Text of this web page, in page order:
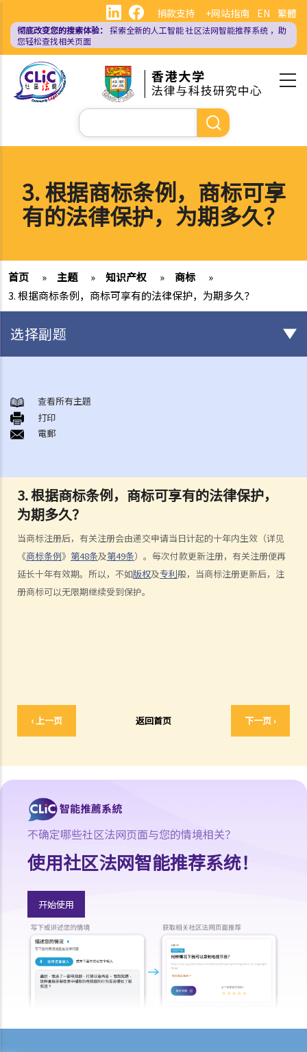
主
EN 繁體
捐款支持 +网站指南
彻底改变您的搜索体验： 探索全新的人工智能社区法网智能推荐系统 ，助
您轻松查找相关页面
搜
索
3. 根据商标条例，商标可享
有的法律保护，为期多久？
首页 » 主题 » 知识产权 » 商标
»
3. 根据商标条例，商标可享有的法律保护，为期多久？
3. 根据商标条例，商标可享有的法律保护，
为期多久？
当商标注册后，有关注册会由递交申请当日计起的十年内生效（详见
《商标条例》 第48条及第49条）。每次付款更新注册，有关注册便再
延长十年有效期。所以，不如版权及专利般，当商标注册更新后，注
册商标可以无限期继续受到保护。
‹ 上一页 返回首页 下一页 ›
选择副题
一般事项
1. 我怎样可以取得版权？
2. 版权的有效期可持续多久？
告示吗？
4. 我怎样可以找出作品的版权拥有人？
5. 我怎样可以取得许可，去使用版权作品？
6. 有没有作品可供我自由使用，而毋须事先向版权拥有人或有关负责人
取得许可？
7. 承接问题6，由政府出版之物品是否在公共领域之内？
8. 我的作品版权在其他国家有效吗？
版权的拥有权
14. 谁拥有作品的版权？不同种类的作品，会否有不同的拥有权？
的存货。我已向他支付全数酬劳，但我们从没有讨论过程式的版权属于
谁。那么我是该电脑程式的版权拥有人吗？如果不是，我可以就这个程
式享有甚么权利？
16. 我和另外两名作者一起撰写了一本书，这本书共有十二个分章，而
我们每人各自写了四个分章。这本书的版权将如何分配？
17. 我与另外两名作者一起写了一本书，但我们之间没有一个是任何一
将如何分配？
样处置？
19. 拥有非同质化代币（NFT）是否等同拥有其版权？
20. 我可否于离职后使用在受雇工作期间制作的作品？
21. 可否在没有作品的正本的情况下保留作品的版权？
22. 关于印刷品的版权法例，是否同样适用于电子形式作品？
查看所有主題
打印
電郵
不确定哪些社区法网页面与您的情境相关？
使用社区法网智能推荐系统！
开始使用